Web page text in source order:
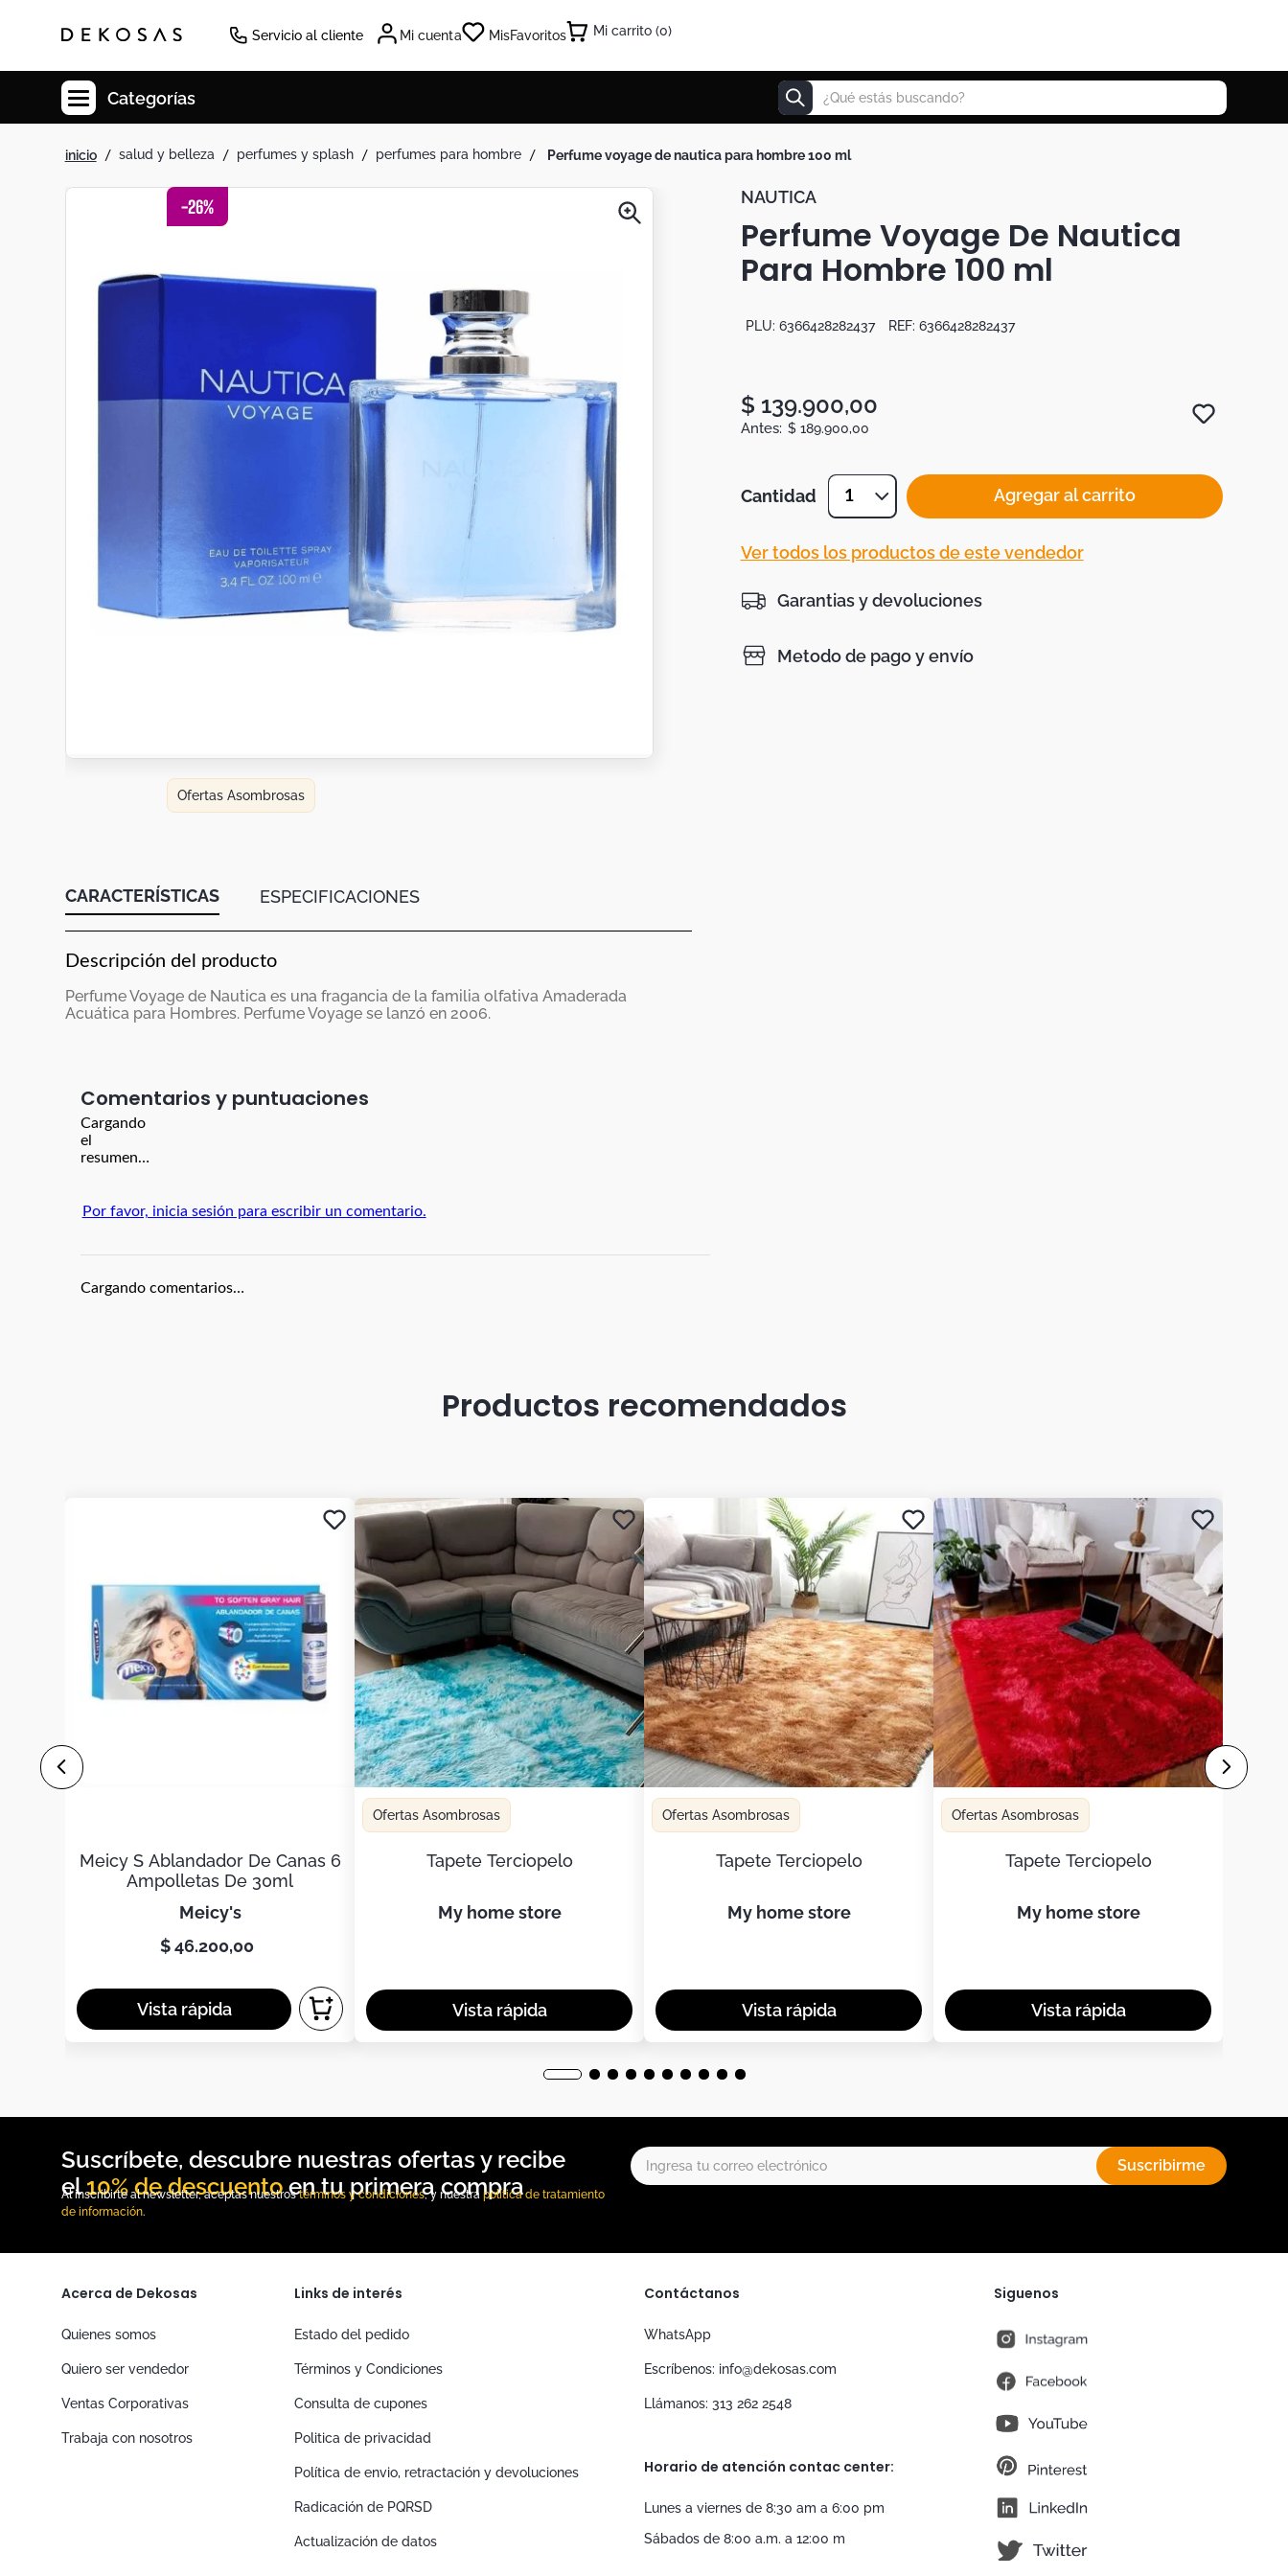
Servicio al cliente Mi cuenta MisFavoritos 0
Categorías ¿Qué estás buscando?
salud y belleza perfumes y splash perfumes para hombre perfume voyage de nautica para hombre 100 ml
-26%
Ofertas Asombrosas
CARACTERÍSTICAS ESPECIFICACIONES
Descripción del producto
Perfume Voyage de Nautica es una fragancia de la familia olfativa Amaderada
Acuática para Hombres. Perfume Voyage se lanzó en 2006.
Comentarios
Cargando
el
resumen…
Por favor, inicia sesión para escribir un comentario.
Cargando comentarios…
NAUTICA
Perfume Voyage De Nautica
Para Hombre 100 ml
PLU: 6366428282437 REF: 6366428282437
$ 139.900,00
$ 189.900,00
Cantidad 1 Agregar al carrito
Ver todos los productos de este vendedor
Garantias y devoluciones
Metodo de pago y envío
Productos recomendados
Meicy S Ablandador De Canas 6
Ampolletas De 30ml
meicy's
$ 46.200,00
Ofertas Asombrosas
Tapete Terciopelo
my home store
Ofertas Asombrosas
Tapete Terciopelo
my home store
Ofertas Asombrosas
Tapete Terciopelo
my home store
10% de descuento
Suscribirme
Al inscribirte al newsletter, aceptas nuestrostérminos y condiciones, y nuestra política de tratamiento
de información.
Acerca de Dekosas
Quienes somos
Quiero ser vendedor
Ventas Corporativas
Trabaja con nosotros
Links de interés
Estado del pedido
Términos y Condiciones
Consulta de cupones
Politica de privacidad
Política de envio, retractación y devoluciones
Radicación de PQRSD
Actualización de datos
Contáctanos
WhatsApp
Escríbenos: info@dekosas.com
Llámanos: 313 262 2548
Horario de atención contac center:
Lunes a viernes de 8:30 am a 6:00 pm
Sábados de 8:00 a.m. a 12:00 m
Siguenos
instagram
fb
You Tube
pt
lk
tw
Cuadros
Duvet